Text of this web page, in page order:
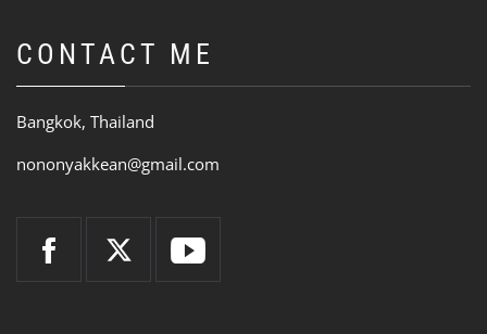
CONTACT ME
Bangkok, Thailand
nononyakkean@gmail.com